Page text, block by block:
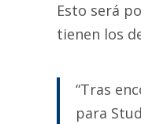
Esto será
tienen los
“Tras
para